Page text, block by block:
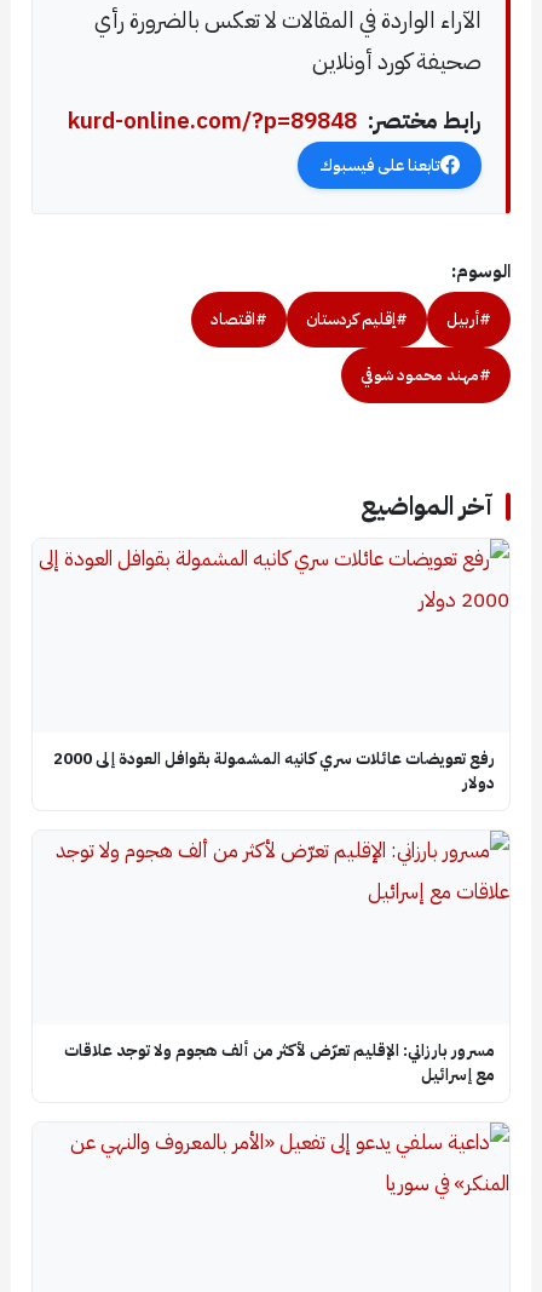
الآراء الواردة في المقالات لا تعكس بالضرورة رأي
صحيفة كورد أونلاين
رابط مختصر: kurd-online.com/?p=89848
تابعنا على فيسبوك
الوسوم:
#أربيل #إقليم كردستان #اقتصاد
#مهند محمود شوقي
آخر المواضيع
رفع تعويضات عائلات سري كانيه المشمولة بقوافل العودة إلى 2000
دولار
مسرور بارزاني: الإقليم تعرّض لأكثر من ألف هجوم ولا توجد علاقات
مع إسرائيل